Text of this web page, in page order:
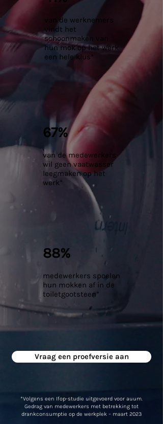
van de werknemers
vindt het
schoonmaken van
hun mok op het werk
een hele klus*
67%
van de medewerkers
wil geen vaatwasser
leegmaken op het
werk*
88%
medewerkers spoelen
hun mokken af in de
toiletgootsteen*
Vraag een proefversie aan
*Volgens een Ifop-studie uitgevoerd voor auum.
Gedrag van medewerkers met betrekking tot
drankconsumptie op de werkplek – maart 2023